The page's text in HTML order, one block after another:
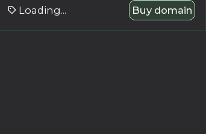
Loading... Buy domain